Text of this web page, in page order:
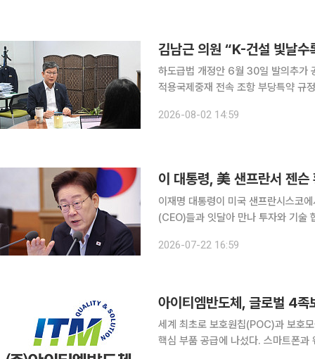
김남근 의원 “K-건설 빛날
하도급법 개정안 6월 30일 발의추가
적용국제중재 전속 조항 부당특약 규정 “국내 건설사들의 해외 진출이 확대되는 과정에서 중소
에서도 공정한 거래 질서가 작동할 수
2026-08-02 14:59
이 대통령, 美 샌프란서 젠
이재명 대통령이 미국 샌프란시스코
(CEO)들과 잇달아 만나 투자와 기술
발표한다. 김용범 정책실장은 22
2026-07-22 16:59
아이티엠반도체, 글로벌 4족
세계 최초로 보호원칩(POC)과 보호
핵심 부품 공급에 나섰다. 스마트폰과 웨어러블 기기용 보호회로 분야에서 축적한 기술력을 바탕으